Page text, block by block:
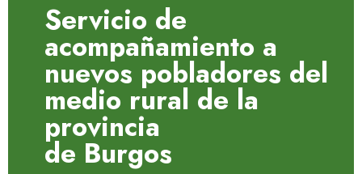
Servicio de
acompañamiento a
nuevos pobladores del
medio rural de la
provincia
de Burgos